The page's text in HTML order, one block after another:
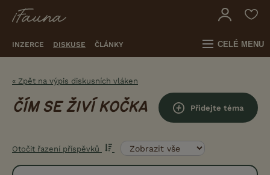
INZERCE DISKUSE ČLÁNKY CELÉ MENU
« Zpět na výpis diskusních vláken
ČÍM SE ŽIVÍ KOČKA Přidejte téma
Otočit řazení příspěvků